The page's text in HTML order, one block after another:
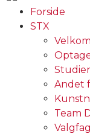
Forside
STX
Andet
Team
Valgfag